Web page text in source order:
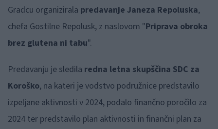
Gradcu organizirala predavanje Janeza Repoluska,
chefa Gostilne Repolusk, z naslovom "Priprava obroka
brez glutena ni tabu".
Predavanju je sledila redna letna skupščina SDC za
Koroško, na kateri je vodstvo podružnice predstavilo
izpeljane aktivnosti v 2024, podalo finančno poročilo za
2024 ter predstavilo plan aktivnosti in finančni plan za